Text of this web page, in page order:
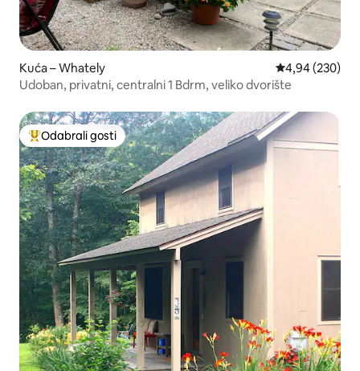
Kuća – Whately Prosječna
4,94 (230)
Udoban, privatni, centralni 1 Bdrm, veliko dvorište
Među najviše rangiranima s oznakom „Odabrali gosti”
Odabrali gosti